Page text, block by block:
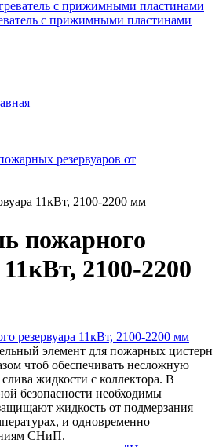
с прижимными пластинами
резервуаров от
11кВт, 2100-2200 мм
пожарного
2100-2200
элемент для пожарных цистерн
чтоб обеспечивать несложную
слива жидкости с коллектора. В
безопасности необходимы
жидкость от подмерзания
и одновременно
СНиП.